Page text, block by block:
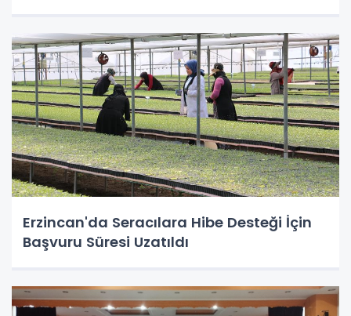
Erzincan'da Seracılara Hibe Desteği İçin
Başvuru Süresi Uzatıldı